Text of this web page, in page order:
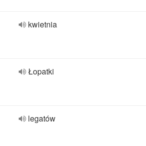
kwietnia
Łopatki
legatów